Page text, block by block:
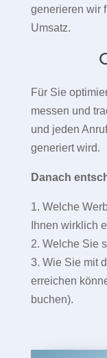
generieren wir
Umsatz.
Für Sie
messen und
und jeden
generiert wird.
Danach
1. Welche
Ihnen wirklich
2. Welche Sie
3. Wie Sie mit
erreichen
buchen).